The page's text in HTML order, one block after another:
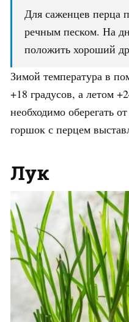
Для саженцев перца
речным песком. На
положить хороший
Зимой температура в
+18 градусов, а летом
необходимо оберегать
горшок с перцем
Лук